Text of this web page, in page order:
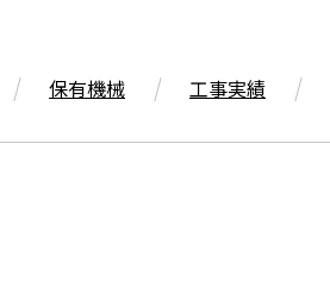
保有機械 工事実績